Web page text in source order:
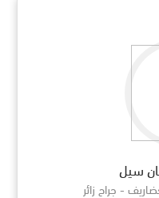
سيل
- جراح زائر